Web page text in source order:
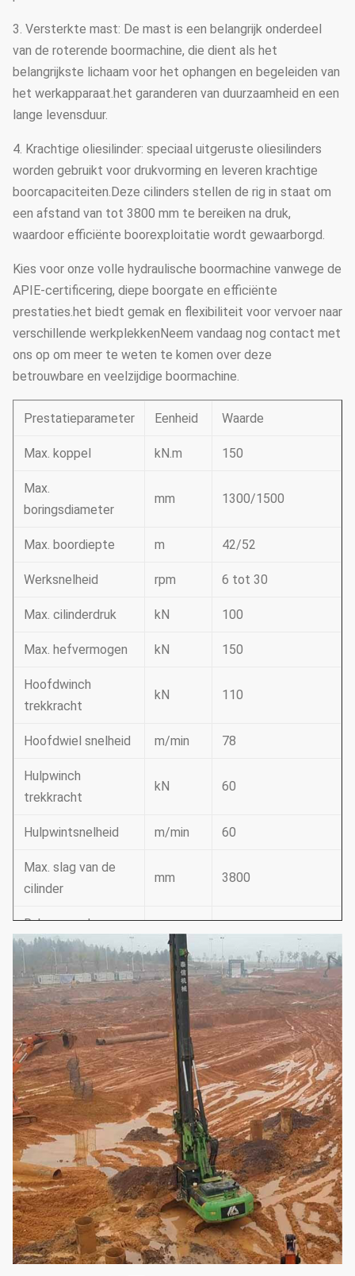
3. Versterkte mast: De mast is een belangrijk onderdeel
van de roterende boormachine, die dient als het
belangrijkste lichaam voor het ophangen en begeleiden van
het werkapparaat.het garanderen van duurzaamheid en een
lange levensduur.
4. Krachtige oliesilinder: speciaal uitgeruste oliesilinders
worden gebruikt voor drukvorming en leveren krachtige
boorcapaciteiten.Deze cilinders stellen de rig in staat om
een afstand van tot 3800 mm te bereiken na druk,
waardoor efficiënte boorexploitatie wordt gewaarborgd.
Kies voor onze volle hydraulische boormachine vanwege de
APIE-certificering, diepe boorgate en efficiënte
prestaties.het biedt gemak en flexibiliteit voor vervoer naar
verschillende werkplekkenNeem vandaag nog contact met
ons op om meer te weten te komen over deze
betrouwbare en veelzijdige boormachine.
Prestatieparameter Eenheid Waarde
Max. koppel kN.m 150
Max.
boringsdiameter
mm 1300/1500
Max. boordiepte m 42/52
Werksnelheid rpm 6 tot 30
Max. cilinderdruk kN 100
Max. hefvermogen kN 150
Hoofdwinch
trekkracht
kN 110
Hoofdwiel snelheid m/min 78
Hulpwinch
trekkracht
kN 60
Hulpwintsnelheid m/min 60
Max. slag van de
cilinder
mm 3800
Raken aan de
mastside
° ±3
Masten naar voren
raken
5
Systeemdruk MPA 34.3
Druk van de piloot MPA 3.9
Max. loopsnelheid km/uur 2.8
Max. trekkracht. kN 229
Rondingsradius van
de staart
m 4
Operatiekracht mm 16175
Werkwijdte mm 3390